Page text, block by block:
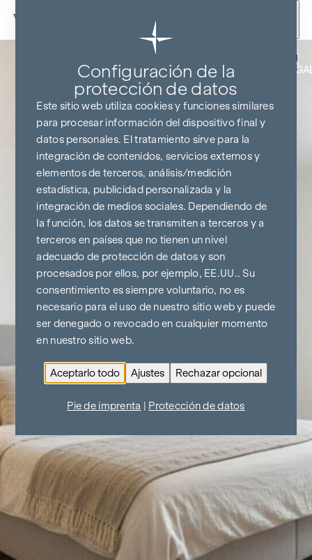
Ir al contenido
COCINA Y TELEVISOR DE
Configuración de la
protección de datos
Este sitio web utiliza cookies y funciones similares
para procesar información del dispositivo final y
datos personales. El tratamiento sirve para la
integración de contenidos, servicios externos y
elementos de terceros, análisis/medición
estadística, publicidad personalizada y la
integración de medios sociales. Dependiendo de
la función, los datos se transmiten a terceros y a
terceros en países que no tienen un nivel
adecuado de protección de datos y son
procesados por ellos, por ejemplo, EE.UU.. Su
consentimiento es siempre voluntario, no es
necesario para el uso de nuestro sitio web y puede
ser denegado o revocado en cualquier momento
en nuestro sitio web.
Aceptarlo todo Ajustes Rechazar opcional
Pie de imprenta Protección de datos